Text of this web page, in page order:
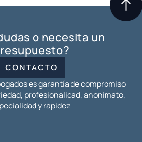
o necesita un
CONTACTO
es garantía de compromiso
profesionalidad, anonimato,
y rapidez.